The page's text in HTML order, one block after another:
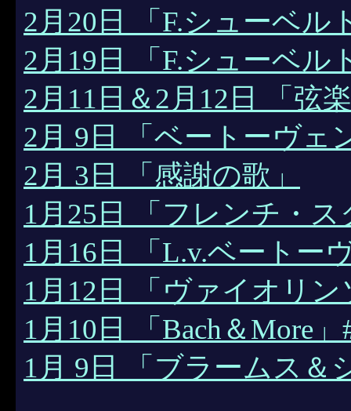
2月20日 「F.シューベ
2月19日 「F.シューベル
2月11日＆2月12日 「弦
2月 9日 「ベートーヴェ
2月 3日 「感謝の歌」
1月25日 「フレンチ・ス
1月16日 「L.v.ベートー
1月12日 「ヴァイオリ
1月10日 「Bach＆More」
1月 9日 「ブラームス＆